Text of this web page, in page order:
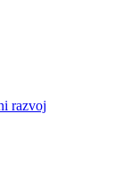
razvoj